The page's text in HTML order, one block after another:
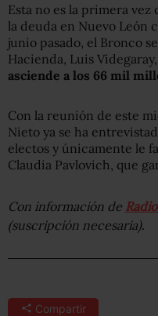
Esta no es la primera
la deuda en Nuevo León
junio pasado, el Bronco
Hacienda, Luis
asciende a los 66 mil
Con la reunión de este
Nieto ya se ha
electos y únicamente le
Claudia Pavlovich, que
Con información de
(suscripción necesaria).
Compartir